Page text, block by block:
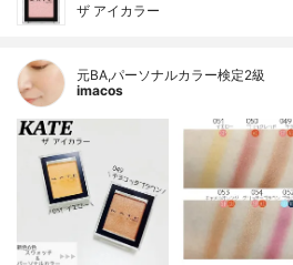
ザ アイカラー
元BA,パーソナルカラー検定2級
imacos